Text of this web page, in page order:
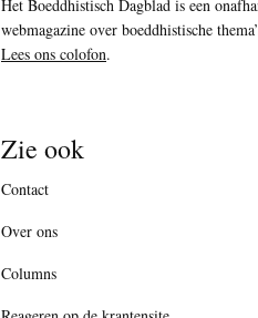
Het Boeddhistisch Dagblad is een
webmagazine over boeddhistische
Lees ons colofon.
Zie ook
Contact
Over ons
Columns